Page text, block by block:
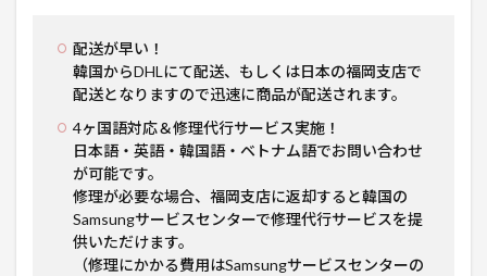
配送が早い！
韓国からDHLにて配送、もしくは日本の福岡支店で
配送となりますので迅速に商品が配送されます。
4ヶ国語対応＆修理代行サービス実施！
日本語・英語・韓国語・ベトナム語でお問い合わせ
が可能です。
修理が必要な場合、福岡支店に返却すると韓国の
Samsungサービスセンターで修理代行サービスを提
供いただけます。
（修理にかかる費用はSamsungサービスセンターの